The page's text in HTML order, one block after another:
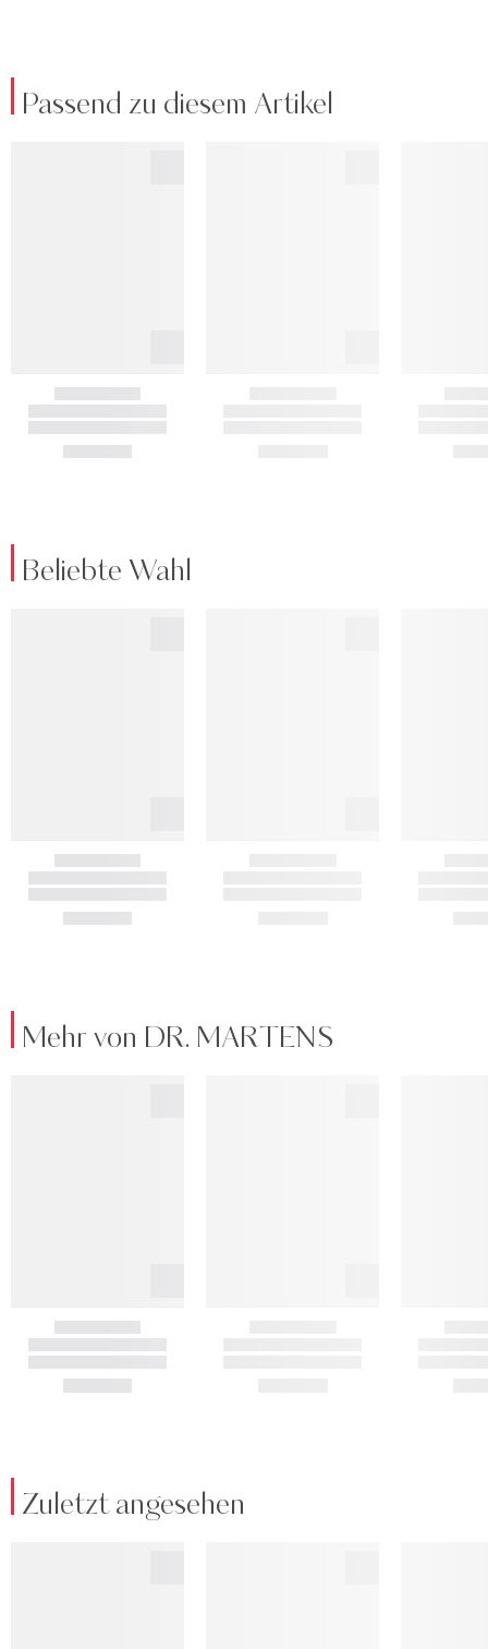
Passend zu diesem Artikel
Beliebte Wahl
Mehr von DR. MARTENS
Zuletzt angesehen